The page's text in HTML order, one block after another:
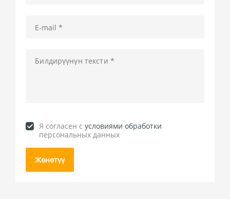
Я согласен cусловиями обработки
персональных данных
Жөнөтүү